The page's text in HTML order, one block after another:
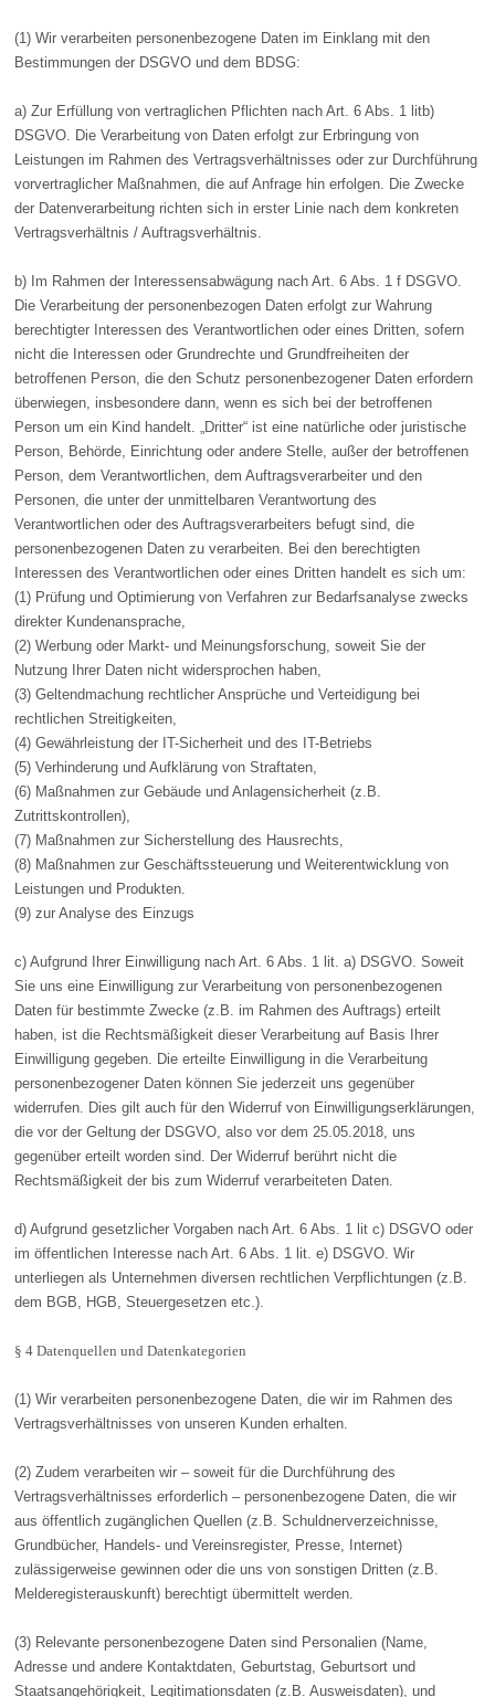
(1) Wir verarbeiten personenbezogene Daten im Einklang mit den
Bestimmungen der DSGVO und dem BDSG:
a) Zur Erfüllung von vertraglichen Pflichten nach Art. 6 Abs. 1 litb)
DSGVO. Die Verarbeitung von Daten erfolgt zur Erbringung von
Leistungen im Rahmen des Vertragsverhältnisses oder zur Durchführung
vorvertraglicher Maßnahmen, die auf Anfrage hin erfolgen. Die Zwecke
der Datenverarbeitung richten sich in erster Linie nach dem konkreten
Vertragsverhältnis / Auftragsverhältnis.
b) Im Rahmen der Interessensabwägung nach Art. 6 Abs. 1 f DSGVO.
Die Verarbeitung der personenbezogen Daten erfolgt zur Wahrung
berechtigter Interessen des Verantwortlichen oder eines Dritten, sofern
nicht die Interessen oder Grundrechte und Grundfreiheiten der
betroffenen Person, die den Schutz personenbezogener Daten erfordern
überwiegen, insbesondere dann, wenn es sich bei der betroffenen
Person um ein Kind handelt. „Dritter“ ist eine natürliche oder juristische
Person, Behörde, Einrichtung oder andere Stelle, außer der betroffenen
Person, dem Verantwortlichen, dem Auftragsverarbeiter und den
Personen, die unter der unmittelbaren Verantwortung des
Verantwortlichen oder des Auftragsverarbeiters befugt sind, die
personenbezogenen Daten zu verarbeiten. Bei den berechtigten
Interessen des Verantwortlichen oder eines Dritten handelt es sich um:
(1) Prüfung und Optimierung von Verfahren zur Bedarfsanalyse zwecks
direkter Kundenansprache,
(2) Werbung oder Markt- und Meinungsforschung, soweit Sie der
Nutzung Ihrer Daten nicht widersprochen haben,
(3) Geltendmachung rechtlicher Ansprüche und Verteidigung bei
rechtlichen Streitigkeiten,
(4) Gewährleistung der IT-Sicherheit und des IT-Betriebs
(5) Verhinderung und Aufklärung von Straftaten,
(6) Maßnahmen zur Gebäude und Anlagensicherheit (z.B.
Zutrittskontrollen),
(7) Maßnahmen zur Sicherstellung des Hausrechts,
(8) Maßnahmen zur Geschäftssteuerung und Weiterentwicklung von
Leistungen und Produkten.
(9) zur Analyse des Einzugs
c) Aufgrund Ihrer Einwilligung nach Art. 6 Abs. 1 lit. a) DSGVO. Soweit
Sie uns eine Einwilligung zur Verarbeitung von personenbezogenen
Daten für bestimmte Zwecke (z.B. im Rahmen des Auftrags) erteilt
haben, ist die Rechtsmäßigkeit dieser Verarbeitung auf Basis Ihrer
Einwilligung gegeben. Die erteilte Einwilligung in die Verarbeitung
personenbezogener Daten können Sie jederzeit uns gegenüber
widerrufen. Dies gilt auch für den Widerruf von Einwilligungserklärungen,
die vor der Geltung der DSGVO, also vor dem 25.05.2018, uns
gegenüber erteilt worden sind. Der Widerruf berührt nicht die
Rechtsmäßigkeit der bis zum Widerruf verarbeiteten Daten.
d) Aufgrund gesetzlicher Vorgaben nach Art. 6 Abs. 1 lit c) DSGVO oder
im öffentlichen Interesse nach Art. 6 Abs. 1 lit. e) DSGVO. Wir
unterliegen als Unternehmen diversen rechtlichen Verpflichtungen (z.B.
dem BGB, HGB, Steuergesetzen etc.).
§ 4 Datenquellen und Datenkategorien
(1) Wir verarbeiten personenbezogene Daten, die wir im Rahmen des
Vertragsverhältnisses von unseren Kunden erhalten.
(2) Zudem verarbeiten wir – soweit für die Durchführung des
Vertragsverhältnisses erforderlich – personenbezogene Daten, die wir
aus öffentlich zugänglichen Quellen (z.B. Schuldnerverzeichnisse,
Grundbücher, Handels- und Vereinsregister, Presse, Internet)
zulässigerweise gewinnen oder die uns von sonstigen Dritten (z.B.
Melderegisterauskunft) berechtigt übermittelt werden.
(3) Relevante personenbezogene Daten sind Personalien (Name,
Adresse und andere Kontaktdaten, Geburtstag, Geburtsort und
Staatsangehörigkeit, Legitimationsdaten (z.B. Ausweisdaten), und